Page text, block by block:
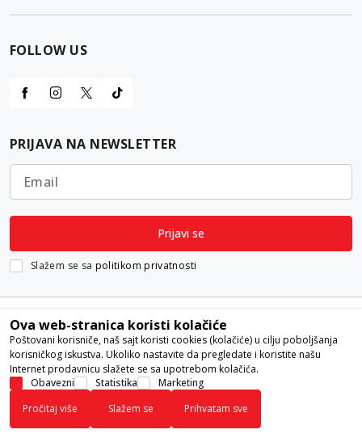
FOLLOW US
PRIJAVA NA NEWSLETTER
Email
Prijavi se
Slažem se sa politikom privatnosti
Nastojimo da budemo što precizniji u opisu proizvoda, prikazu slika i
samih cena, ali ne možemo garantovati da su sve informacije kompletne i
bez grešaka. Svi artikli prikazani na sajtu su deo naše ponude i ne
podrazumeva da su dostupni u svakom trenutku.
Ova web-stranica koristi kolačiće
Poštovani korisniče, naš sajt koristi cookies (kolačiće) u cilju poboljšanja
korisničkog iskustva. Ukoliko nastavite da pregledate i koristite našu
Internet prodavnicu slažete se sa upotrebom kolačića.
Obavezni
Statistika
Marketing
Pročitaj više
Slažem se Prihvatam sve